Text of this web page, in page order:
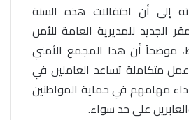
إلى أن احتفالات هذه السنة
الجديد للمديرية العامة للأمن
موضحاً أن هذا المجمع الأمني
عمل متكاملة تساعد العاملين في
مهامهم في حماية المواطنين
على حد سواء.